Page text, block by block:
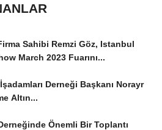
Sahibi Remzi Göz, Istanbul
March 2023 Fuarını...
İşadamları Derneği Başkanı Norayr
Altın...
Önemli Bir Toplantı